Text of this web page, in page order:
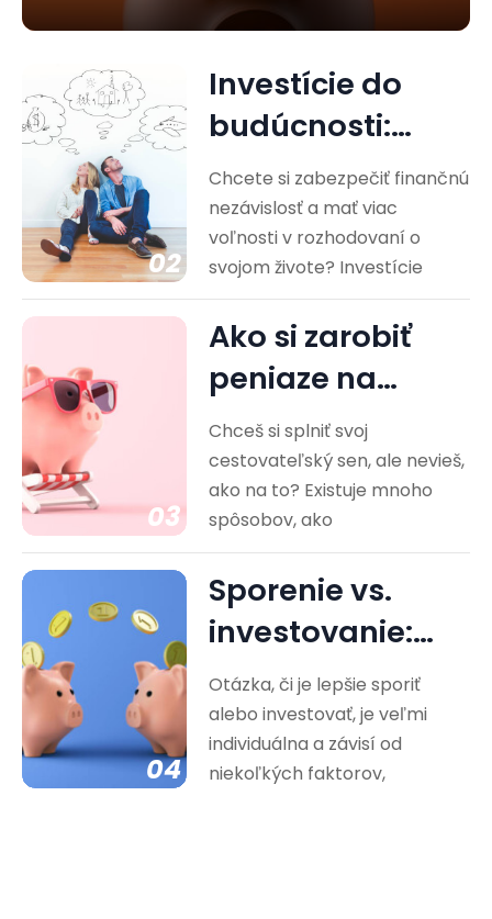
02
Investície do
budúcnosti:
Cesta k
finančnej
nezávislosti
Chcete si zabezpečiť finančnú
nezávislosť a mať viac
voľnosti v rozhodovaní o
svojom živote? Investície
03
Ako si zarobiť
peniaze na
cestovanie?
Praktické rady
Chceš si splniť svoj
cestovateľský sen, ale nevieš,
ako na to? Existuje mnoho
spôsobov, ako
04
Sporenie vs.
investovanie:
Ktorá cesta je
pre vás…
Otázka, či je lepšie sporiť
alebo investovať, je veľmi
individuálna a závisí od
niekoľkých faktorov,